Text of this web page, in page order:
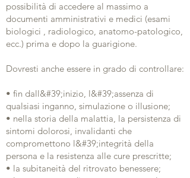
possibilità di accedere al massimo a
documenti amministrativi e medici (esami
biologici , radiologico, anatomo-patologico,
ecc.) prima e dopo la guarigione.
Dovresti anche essere in grado di controllare:
• fin dall&#39;inizio, l&#39;assenza di
qualsiasi inganno, simulazione o illusione;
• nella storia della malattia, la persistenza di
sintomi dolorosi, invalidanti che
compromettono l&#39;integrità della
persona e la resistenza alle cure prescritte;
• la subitaneità del ritrovato benessere;